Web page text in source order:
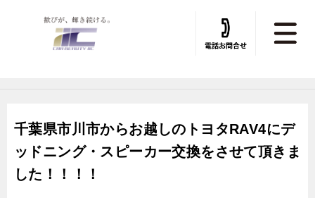
トータルカービューティIIC TOP デッドニング» デッドニング施工実績
千葉県市川市からお越しのトヨタRAV4にデ
ッドニング・スピーカー交換をさせて頂きま
した！！！！